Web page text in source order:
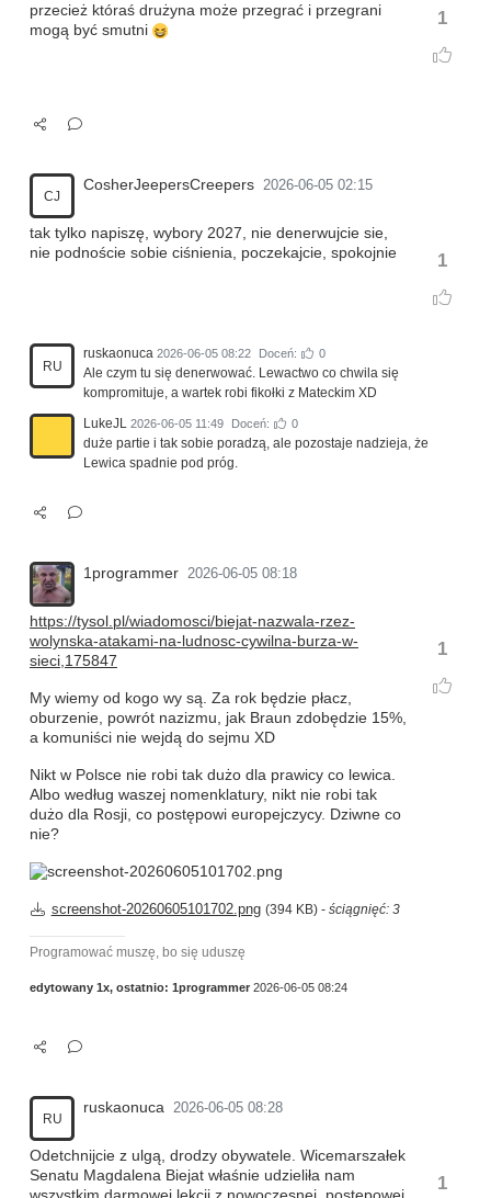
1
przecież któraś drużyna może przegrać i przegrani
mogą być smutni
CJ
CosherJeepersCreepers 2026-06-05 02:15
1
tak tylko napiszę, wybory 2027, nie denerwujcie sie,
nie podnoście sobie ciśnienia, poczekajcie, spokojnie
RU
ruskaonuca 2026-06-05 08:22 Doceń: 0
Ale czym tu się denerwować. Lewactwo co chwila się
kompromituje, a wartek robi fikołki z Mateckim XD
LukeJL
2026-06-05 11:49 Doceń: 0
duże partie i tak sobie poradzą, ale pozostaje nadzieja, że
Lewica spadnie pod próg.
1programmer 2026-06-05 08:18
1
https://tysol.pl/wiadomosci/biejat-nazwala-rzez-
wolynska-atakami-na-ludnosc-cywilna-burza-w-
sieci,175847
My wiemy od kogo wy są. Za rok będzie płacz,
oburzenie, powrót nazizmu, jak Braun zdobędzie 15%,
a komuniści nie wejdą do sejmu XD
Nikt w Polsce nie robi tak dużo dla prawicy co lewica.
Albo według waszej nomenklatury, nikt nie robi tak
dużo dla Rosji, co postępowi europejczycy. Dziwne co
nie?
screenshot-20260605101702.png (394 KB) - ściągnięć: 3
Programować muszę, bo się uduszę
edytowany 1x, ostatnio: 1programmer 2026-06-05 08:24
RU
ruskaonuca 2026-06-05 08:28
1
Odetchnijcie z ulgą, drodzy obywatele. Wicemarszałek
Senatu Magdalena Biejat właśnie udzieliła nam